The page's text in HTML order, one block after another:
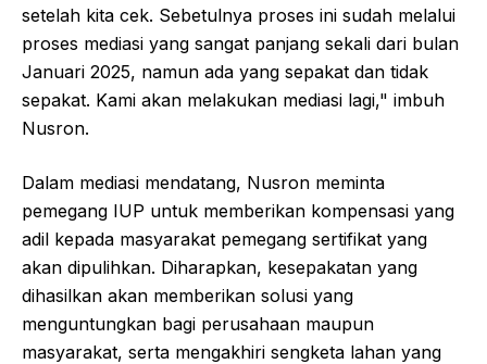
setelah kita cek. Sebetulnya proses ini sudah melalui
proses mediasi yang sangat panjang sekali dari bulan
Januari 2025, namun ada yang sepakat dan tidak
sepakat. Kami akan melakukan mediasi lagi," imbuh
Nusron.
Dalam mediasi mendatang, Nusron meminta
pemegang IUP untuk memberikan kompensasi yang
adil kepada masyarakat pemegang sertifikat yang
akan dipulihkan. Diharapkan, kesepakatan yang
dihasilkan akan memberikan solusi yang
menguntungkan bagi perusahaan maupun
masyarakat, serta mengakhiri sengketa lahan yang